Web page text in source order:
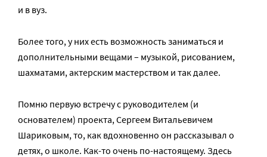
и в вуз.
Более того, у них есть возможность заниматься и
дополнительными вещами – музыкой, рисованием,
шахматами, актерским мастерством и так далее.
Помню первую встречу с руководителем (и
основателем) проекта, Сергеем Витальевичем
Шариковым, то, как вдохновенно он рассказывал о
детях, о школе. Как-то очень по-настоящему. Здесь